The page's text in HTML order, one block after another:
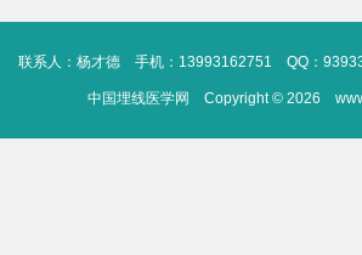
联系人：杨才德 手机：13993162751 QQ：
中国埋线医学网 Copyright © 2026